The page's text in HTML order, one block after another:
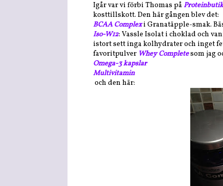
Igår var vi förbi Thomas på
kosttillskott. Den här gången blev det:
BCAA Complexi Granatäpple-smak.
Iso-W12: Vassle Isolat i choklad och
istort sett inga kolhydrater och inget
favoritpulver Whey Completesom jag
Omega-3 kapslar
Multivitamin
och den här: